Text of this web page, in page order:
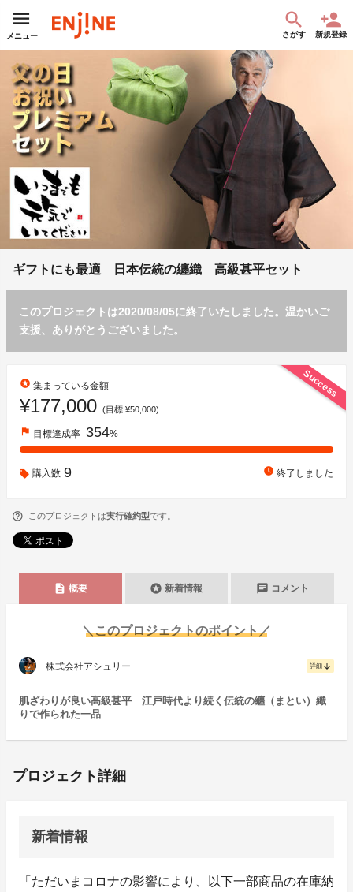
メニュー さがす 新規登録
ギフトにも最適 日本伝統の纏織 高級甚平セット
このプロジェクトは2020/08/05に終了いたしました。温かいご
支援、ありがとうございました。
Success
stars 集まっている金額
¥177,000 (目標 ¥50,000)
flag 目標達成率 354%
購入数 9 watch_later 終了しました
このプロジェクトは実行確約型です。
description 概要 stars 新着情報 chat コメント
＼このプロジェクトのポイント／
株式会社アシュリー 詳細 arrow_downward
肌ざわりが良い高級甚平 江戸時代より続く伝統の纏（まとい）織
りで作られた一品
プロジェクト詳細
新着情報
「ただいまコロナの影響により、以下一部商品の在庫納